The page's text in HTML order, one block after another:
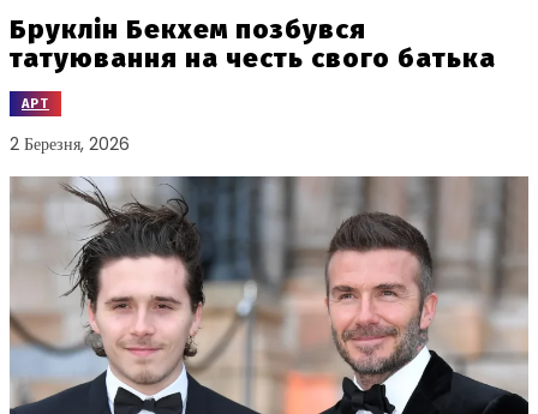
Бруклін Бекхем позбувся
татуювання на честь свого батька
АРТ
2 Березня, 2026